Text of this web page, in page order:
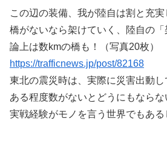
この辺の装備、我が陸自は割と充実
橋がないなら架けていく、陸自の
論上は数kmの橋も！（写真20枚）
https://trafficnews.jp/post/82168
東北の震災時は、実際に災害出動し
ある程度数がないとどうにもならな
実戦経験がモノを言う世界でもある